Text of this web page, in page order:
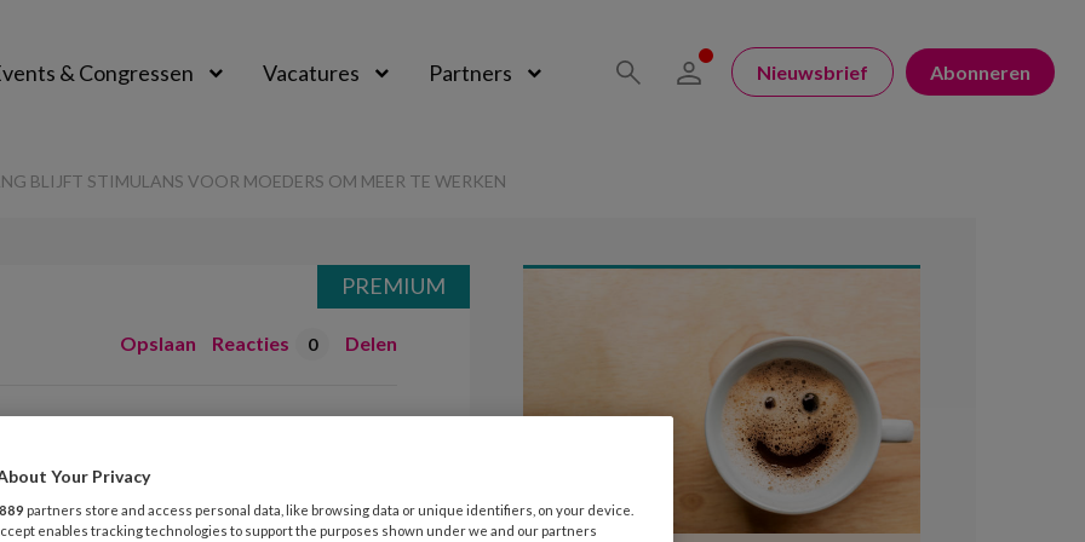
& Congressen Vacatures Partners Nieuwsbrief Abonneren
BLIJFT STIMULANS VOOR MOEDERS OM MEER TE WERKEN
Opslaan Reacties 0 Delen
blijft
om
PREMIUM
Your Privacy
889 partners store and access personal data, like browsing data or unique identifiers, on your device.
enables tracking technologies to support the purposes shown under we and our partners